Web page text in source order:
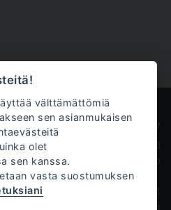
Innokem Oy
Väliköntie 10
70700 Kuopio
välttämättömiä
sen asianmukaisen
olet
sen kanssa.
vasta suostumuksen